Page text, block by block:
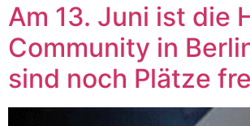
Am 13. Juni ist die
Community in
sind noch Plätze